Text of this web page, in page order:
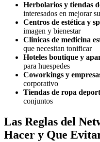
Herbolarios y tiendas
interesados en mejorar
Centros de estética y
imagen y bienestar
Clinicas de medicina
que necesitan tonificar
Hoteles boutique y
para huespedes
Coworkings y
corporativo
Tiendas de ropa
conjuntos
Las Reglas del
Hacer y Que